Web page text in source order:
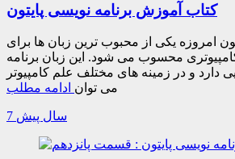
کتاب آموزش برنامه نویسی پایتون
امروزه یکی از محبوب ترین زبان ها برای
محسوب می شود. این زبان برنامه
دارد و در زمینه های مختلف علم کامپیوتر
می توان ادامه مطلب
7 سال پیش